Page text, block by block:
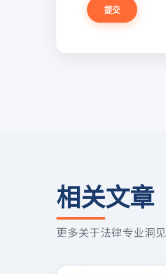
提交
相关文章
更多关于法律专业洞见